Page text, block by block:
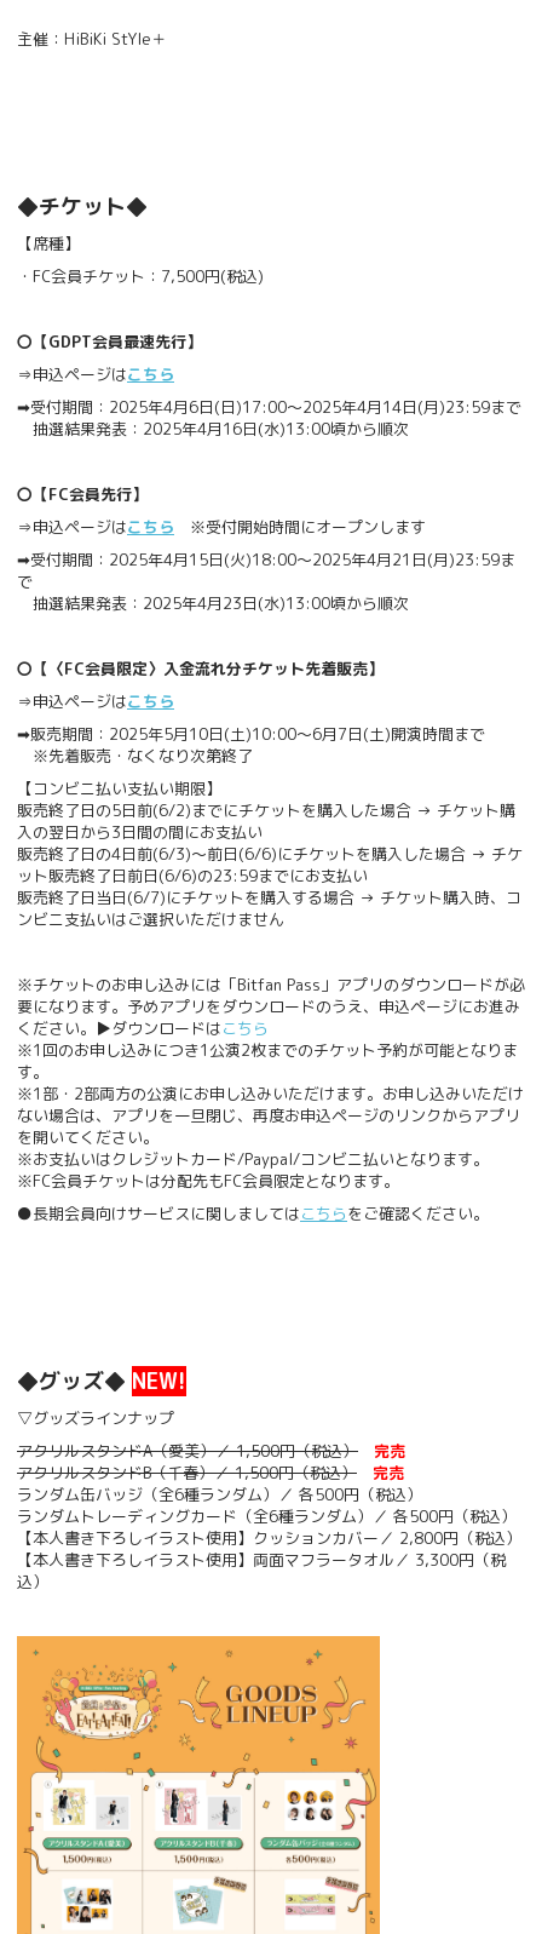
主催：HiBiKi StYle＋
◆チケット◆
【席種】
・FC会員チケット：7,500円(税込)
〇【GDPT会員最速先行】
⇒申込ページはこちら
➡受付期間：2025年4月6日(日)17:00～2025年4月14日(月)23:59まで
抽選結果発表：2025年4月16日(水)13:00頃から順次
〇【FC会員先行】
⇒申込ページはこちら ※受付開始時間にオープンします
➡受付期間：2025年4月15日(火)18:00～2025年4月21日(月)23:59ま
で
抽選結果発表：2025年4月23日(水)13:00頃から順次
〇【〈FC会員限定〉入金流れ分チケット先着販売】
⇒申込ページはこちら
➡販売期間：2025年5月10日(土)10:00～6月7日(土)開演時間まで
※先着販売・なくなり次第終了
【コンビニ払い支払い期限】
販売終了日の5日前(6/2)までにチケットを購入した場合 → チケット購
入の翌日から3日間の間にお支払い
販売終了日の4日前(6/3)〜前日(6/6)にチケットを購入した場合 → チケ
ット販売終了日前日(6/6)の23:59までにお支払い
販売終了日当日(6/7)にチケットを購入する場合 → チケット購入時、コ
ンビニ支払いはご選択いただけません
※チケットのお申し込みには「Bitfan Pass」アプリのダウンロードが必
要になります。予めアプリをダウンロードのうえ、申込ページにお進み
ください。▶ダウンロードはこちら
※1回のお申し込みにつき1公演2枚までのチケット予約が可能となりま
す。
※1部・2部両方の公演にお申し込みいただけます。お申し込みいただけ
ない場合は、アプリを一旦閉じ、再度お申込ページのリンクからアプリ
を開いてください。
※お支払いはクレジットカード/Paypal/コンビニ払いとなります。
※FC会員チケットは分配先もFC会員限定となります。
●長期会員向けサービスに関しましてはこちらをご確認ください。
◆グッズ◆ NEW!
▽グッズラインナップ
アクリルスタンドA（愛美）／ 1,500円（税込）
完売
アクリルスタンドB（千春）／ 1,500円（税込）
完売
ランダム缶バッジ（全6種ランダム）／ 各500円（税込）
ランダムトレーディングカード（全6種ランダム）／ 各500円（税込）
【本人書き下ろしイラスト使用】クッションカバー／ 2,800円（税込）
【本人書き下ろしイラスト使用】両面マフラータオル／ 3,300円（税
込）